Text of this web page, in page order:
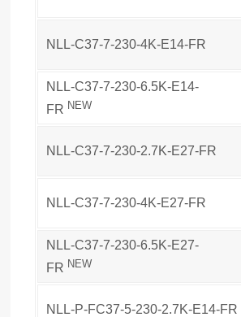
NLL-C37-7-230-4K-E14-FR
NLL-C37-7-230-6.5K-E14-
FR NEW
NLL-C37-7-230-2.7K-E27-FR
NLL-C37-7-230-4K-E27-FR
NLL-C37-7-230-6.5K-E27-
FR NEW
NLL-P-FC37-5-230-2.7K-E14-FR